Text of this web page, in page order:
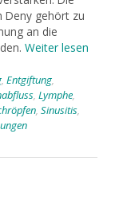
Deny gehört zu
an die
Weiter lesen
, Entgiftung,
, Lymphe,
, Sinusitis,